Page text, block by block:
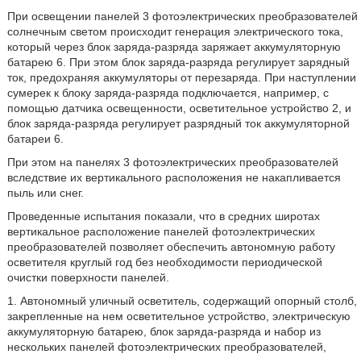
При освещении панелей 3 фотоэлектрических преобразователей
солнечным светом происходит генерация электрического тока,
который через блок заряда-разряда заряжает аккумуляторную
батарею 6. При этом блок заряда-разряда регулирует зарядный
ток, предохраняя аккумуляторы от перезаряда. При наступлении
сумерек к блоку заряда-разряда подключается, например, с
помощью датчика освещенности, осветительное устройство 2, и
блок заряда-разряда регулирует разрядный ток аккумуляторной
батареи 6.
При этом на панелях 3 фотоэлектрических преобразователей
вследствие их вертикального расположения не накапливается
пыль или снег.
Проведенные испытания показали, что в средних широтах
вертикальное расположение панелей фотоэлектрических
преобразователей позволяет обеспечить автономную работу
осветителя круглый год без необходимости периодической
очистки поверхности панелей.
1. Автономный уличный осветитель, содержащий опорный столб,
закрепленные на нем осветительное устройство, электрическую
аккумуляторную батарею, блок заряда-разряда и набор из
нескольких панелей фотоэлектрических преобразователей,